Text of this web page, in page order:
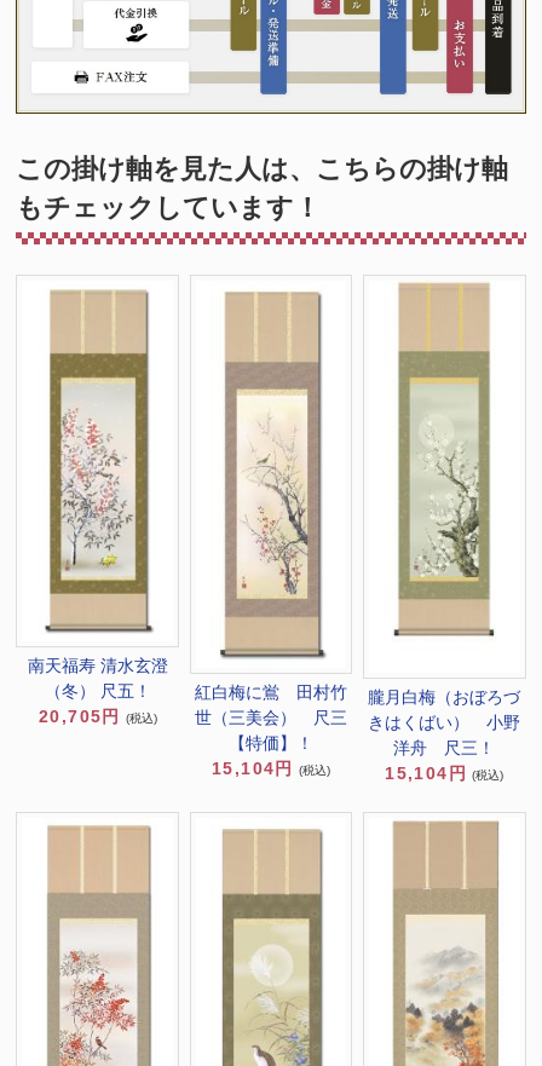
この掛け軸を見た人は、こちらの掛け軸
もチェックしています！
南天福寿 清水玄澄
（冬） 尺五！
20,705円
(税込)
紅白梅に鴬 田村竹
世（三美会） 尺三
【特価】！
15,104円
(税込)
朧月白梅（おぼろづ
きはくばい） 小野
洋舟 尺三！
15,104円
(税込)